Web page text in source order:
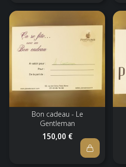
Bon cadeau - Le
Gentleman
150,00 €